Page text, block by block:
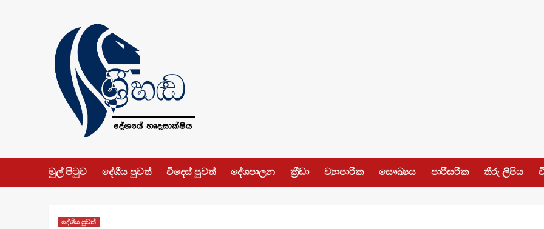
මුල් පිටුව දේශීය පුවත් විදෙස් පුවත් දේශපාලන ක්‍රීඩා ව්‍යාපාරික සෞඛ්‍යය පාරිසරික තීරු ලිපිය
දේශීය පුවත්